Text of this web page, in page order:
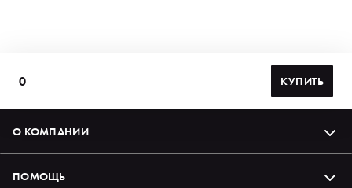
0 КУПИТЬ
О КОМПАНИИ
ПОМОЩЬ